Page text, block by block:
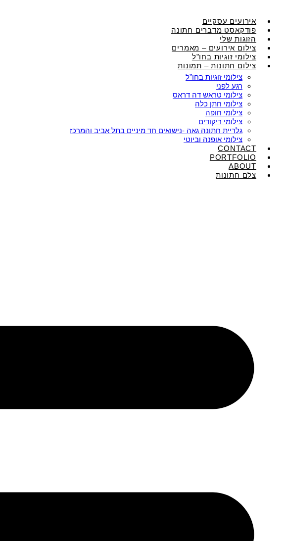
אירועים עסקיים
פודקאסט מדברים חתונה
הזוגות שלי
צילום אירועים – מאמרים
צילומי זוגיות בחו”ל
צילום חתונות – תמונות
צילומי זוגיות בחו”ל
רגע לפני
צילומי טראש דה דראס
צילומי חתן כלה
צילומי חופה
צילומי ריקודים
גלריית חתונה גאה -נישואים חד מיניים בתל אביב והמרכז
צילומי אופנה וביוטי
CONTACT
PORTFOLIO
ABOUT
צלם חתונות